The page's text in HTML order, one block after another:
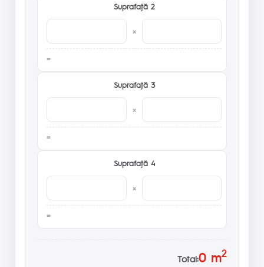
Suprafaţă 2
×
Suprafaţă 3
×
Suprafaţă 4
×
Total:0m2